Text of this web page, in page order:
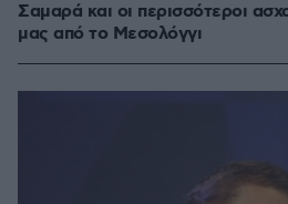
Σαμαρά και οι περισσότεροι
μας από το Μεσολόγγι